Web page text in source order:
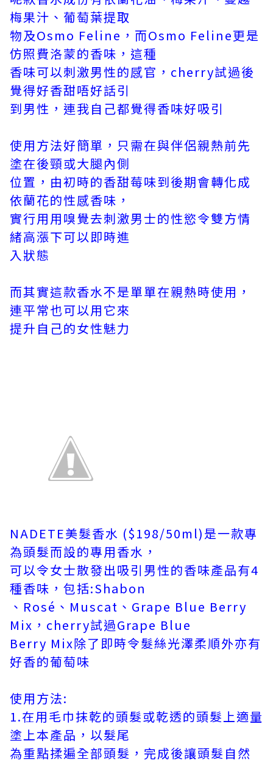
梅果汁、葡萄葉提取
物及Osmo Feline，而Osmo Feline更是
仿照費洛蒙的香味，這種
香味可以刺激男性的感官，cherry試過後
覺得好香甜唔好話引
到男性，連我自己都覺得香味好吸引
使用方法好簡單，只需在與伴侶親熱前先
塗在後頸或大腿內側
位置，由初時的香甜莓味到後期會轉化成
依蘭花的性感香味，
實行用用嗅覺去刺激男士的性慾令雙方情
緒高漲下可以即時進
入狀態
而其實這款香水不是單單在親熱時使用，
連平常也可以用它來
提升自己的女性魅力
NADETE美髮香水 ($198/50ml)是一款專
為頭髮而設的專用香水，
可以令女士散發出吸引男性的香味產品有4
種香味，包括:Shabon
、Rosé、Muscat、Grape Blue Berry
Mix，cherry試過Grape Blue
Berry Mix除了即時令髮絲光澤柔順外亦有
好香的葡萄味
使用方法:
1.在用毛巾抹乾的頭髮或乾透的頭髮上適量
塗上本產品，以髮尾
為重點揉遍全部頭髮，完成後讓頭髮自然